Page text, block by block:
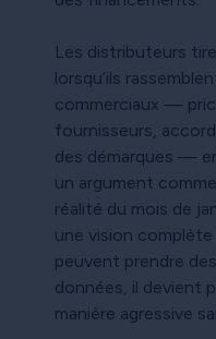
Les distributeurs
lorsqu’ils
commerciaux —
fournisseurs,
des démarques —
un argument
réalité du mois de
une vision
peuvent prendre
données, il devient
manière agressive